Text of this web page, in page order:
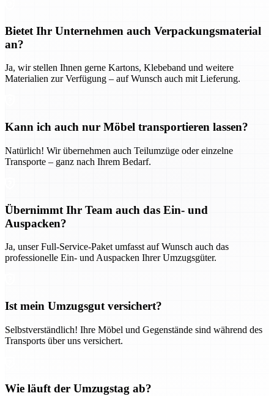
Bietet Ihr Unternehmen auch Verpackungsmaterial
an?
Ja, wir stellen Ihnen gerne Kartons, Klebeband und weitere
Materialien zur Verfügung – auf Wunsch auch mit Lieferung.
Kann ich auch nur Möbel transportieren lassen?
Natürlich! Wir übernehmen auch Teilumzüge oder einzelne
Transporte – ganz nach Ihrem Bedarf.
Übernimmt Ihr Team auch das Ein- und
Auspacken?
Ja, unser Full-Service-Paket umfasst auf Wunsch auch das
professionelle Ein- und Auspacken Ihrer Umzugsgüter.
Ist mein Umzugsgut versichert?
Selbstverständlich! Ihre Möbel und Gegenstände sind während des
Transports über uns versichert.
Wie läuft der Umzugstag ab?